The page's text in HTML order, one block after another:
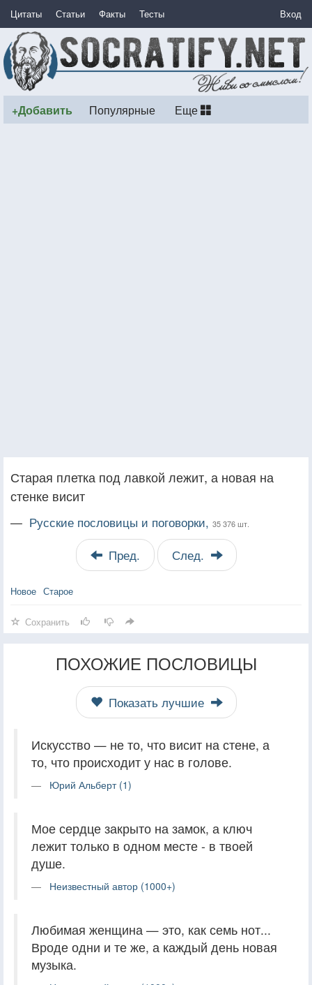
Цитаты Статьи Факты Тесты Вход
+Добавить Популярные Еще
Старая плетка под лавкой лежит, а новая на
стенке висит
— Русские пословицы и поговорки, 35 376 шт.
Пред. След.
Новое Старое
Сохранить
ПОХОЖИЕ ПОСЛОВИЦЫ
Показать лучшие
Искусство — не то, что висит на стене, а
то, что происходит у нас в голове.
Юрий Альберт (1)
Мое сердце закрыто на замок, а ключ
лежит только в одном месте - в твоей
душе.
Неизвестный автор (1000+)
Любимая женщина — это, как семь нот...
Вроде одни и те же, а каждый день новая
музыка.